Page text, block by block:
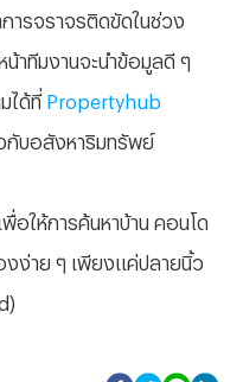
ารจราจรติดขัดในช่วง
น้าทีมงานจะนำข้อมูลดี ๆ
ได้ที่ Propertyhub
กับอสังหาริมทรัพย์
พื่อให้การค้นหาบ้าน คอนโด
งง่าย ๆ เพียงแค่ปลายนิ้ว